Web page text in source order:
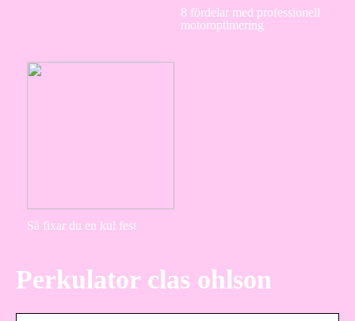
8 fördelar med professionell
motoroptimering
Så fixar du en kul fest
Perkulator clas ohlson